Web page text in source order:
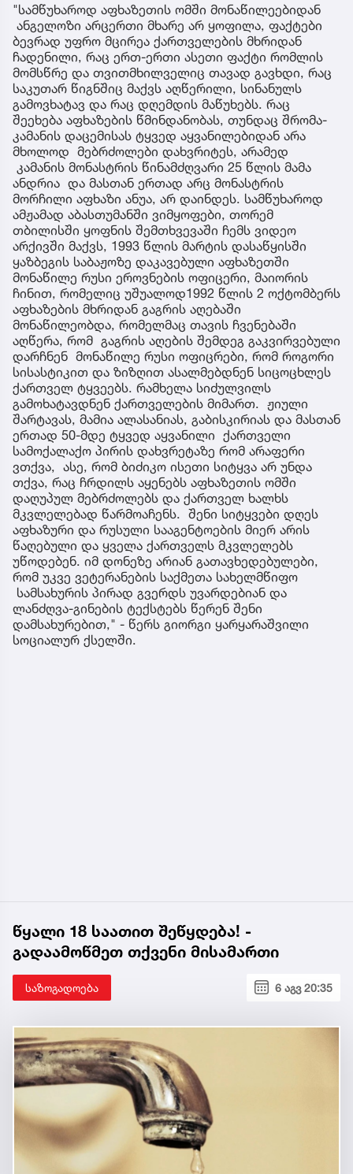
"სამწუხაროდ აფხაზეთის ომში მონაწილეებიდან
ანგელოზი არცერთი მხარე არ ყოფილა, ფაქტები
ბევრად უფრო მცირეა ქართველების მხრიდან
ჩადენილი, რაც ერთ-ერთი ასეთი ფაქტი რომლის
მომსწრე და თვითმხილველიც თავად გავხდი, რაც
საკუთარ წიგნშიც მაქვს აღწერილი, სინანულს
გამოვხატავ და რაც დღემდის მაწუხებს. რაც
შეეხება აფხაზების წმინდანობას, თუნდაც შრომა-
კამანის დაცემისას ტყვედ აყვანილებიდან არა
მხოლოდ მებრძოლები დახვრიტეს, არამედ
კამანის მონასტრის წინამძღვარი 25 წლის მამა
ანდრია და მასთან ერთად არც მონასტრის
მორჩილი აფხაზი ანუა, არ დაინდეს. სამწუხაროდ
ამჟამად აბასთუმანში ვიმყოფები, თორემ
თბილისში ყოფნის შემთხვევაში ჩემს ვიდეო
არქივში მაქვს, 1993 წლის მარტის დასაწყისში
ყაზბეგის საბაჟოზე დაკავებული აფხაზეთში
მონაწილე რუსი ეროვნების ოფიცერი, მაიორის
ჩინით, რომელიც უშუალოდ1992 წლის 2 ოქტომბერს
აფხაზების მხრიდან გაგრის აღებაში
მონაწილეობდა, რომელმაც თავის ჩვენებაში
აღწერა, რომ გაგრის აღების შემდეგ გაკვირვებული
დარჩნენ მონაწილე რუსი ოფიცრები, რომ როგორი
სისასტიკით და ზიზღით ასალმებდნენ სიცოცხლეს
ქართველ ტყვეებს. რამხელა სიძულვილს
გამოხატავდნენ ქართველების მიმართ. ჟიული
შარტავას, მამია ალასანიას, გაბისკირიას და მასთან
ერთად 50-მდე ტყვედ აყვანილი ქართველი
სამოქალაქო პირის დახვრეტაზე რომ არაფერი
ვთქვა, ასე, რომ ბიძიკო ისეთი სიტყვა არ უნდა
თქვა, რაც ჩრდილს აყენებს აფხაზეთის ომში
დაღუპულ მებრძოლებს და ქართველ ხალხს
მკვლელებად წარმოაჩენს. შენი სიტყვები დღეს
აფხაზური და რუსული სააგენტოების მიერ არის
წაღებული და ყველა ქართველს მკვლელებს
უწოდებენ. იმ დონეზე არიან გათავხედებულები,
რომ უკვე ვეტერანების საქმეთა სახელმწიფო
სამსახურის პირად გვერდს უვარდებიან და
ლანძღვა-გინების ტექსტებს წერენ შენი
დამსახურებით," - წერს გიორგი ყარყარაშვილი
სოციალურ ქსელში.
წყალი 18 საათით შეწყდება! -
გადაამოწმეთ თქვენი მისამართი
საზოგადოება 6 აგვ 20:35